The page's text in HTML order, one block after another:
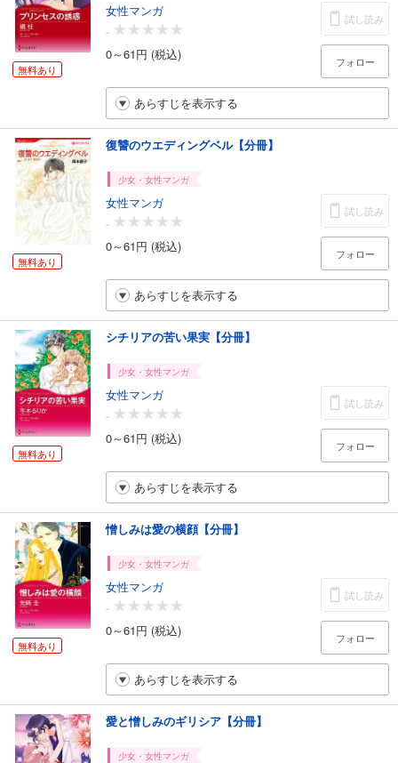
無料あり
女性マンガ
-
0～61円 (税込)
試し読み
フォロー
あらすじを表示する
無料あり
復讐のウエディングベル【分冊】
少女・女性マンガ
女性マンガ
-
0～61円 (税込)
試し読み
フォロー
あらすじを表示する
無料あり
シチリアの苦い果実【分冊】
少女・女性マンガ
女性マンガ
-
0～61円 (税込)
試し読み
フォロー
あらすじを表示する
無料あり
憎しみは愛の横顔【分冊】
少女・女性マンガ
女性マンガ
-
0～61円 (税込)
試し読み
フォロー
あらすじを表示する
愛と憎しみのギリシア【分冊】
少女・女性マンガ